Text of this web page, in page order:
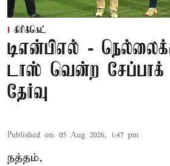
கிரிக்கெட்
டிஎன்பிஎல் -
டாஸ் வென்ற சேப்பாக்
தேர்வு
Published on: 05 Aug 2026, 1:47 pm
நத்தம்,